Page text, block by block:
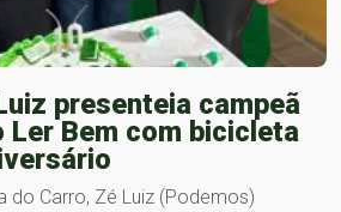
presenteia campeã
Ler Bem com bicicleta
do Carro, Zé Luiz (Podemos)